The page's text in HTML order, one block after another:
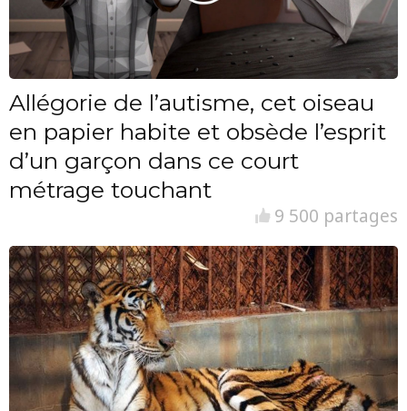
Allégorie de l’autisme, cet oiseau
en papier habite et obsède l’esprit
d’un garçon dans ce court
métrage touchant
9 500 partages